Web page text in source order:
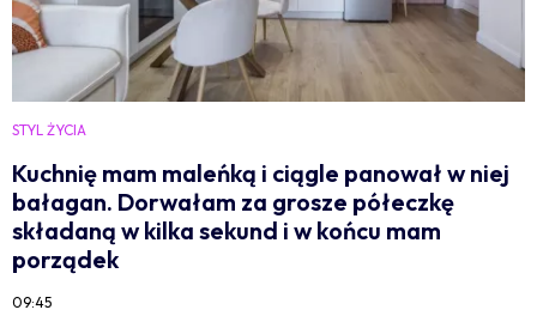
STYL ŻYCIA
Kuchnię mam maleńką i ciągle panował w niej
bałagan. Dorwałam za grosze półeczkę
składaną w kilka sekund i w końcu mam
porządek
09:45